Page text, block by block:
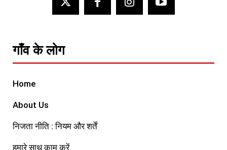
गाँव के लोग
Home
About Us
निजता नीति : नियम और शर्तें
हमारे साथ काम करें